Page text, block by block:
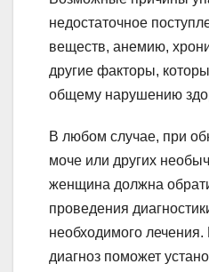
недостаточное
веществ, анемию,
другие факторы,
общему нарушению
В любом случае, при
моче или других
женщина должна
проведения
необходимого
диагноз поможет